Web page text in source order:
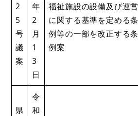
2
5
号
議
案
年
2
月
1
3
日
福祉施設の設備及び運営
に関する基準を定める条
例等の一部を改正する条
例案
県
令
和